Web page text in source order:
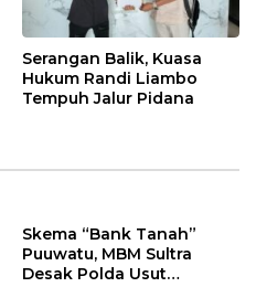
Serangan Balik, Kuasa
Hukum Randi Liambo
Tempuh Jalur Pidana
Skema “Bank Tanah”
Puuwatu, MBM Sultra
Desak Polda Usut